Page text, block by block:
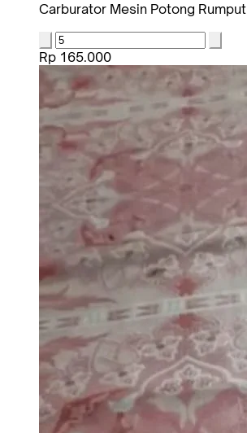
Carburator Mesin Potong Rumput
Rp 165.000